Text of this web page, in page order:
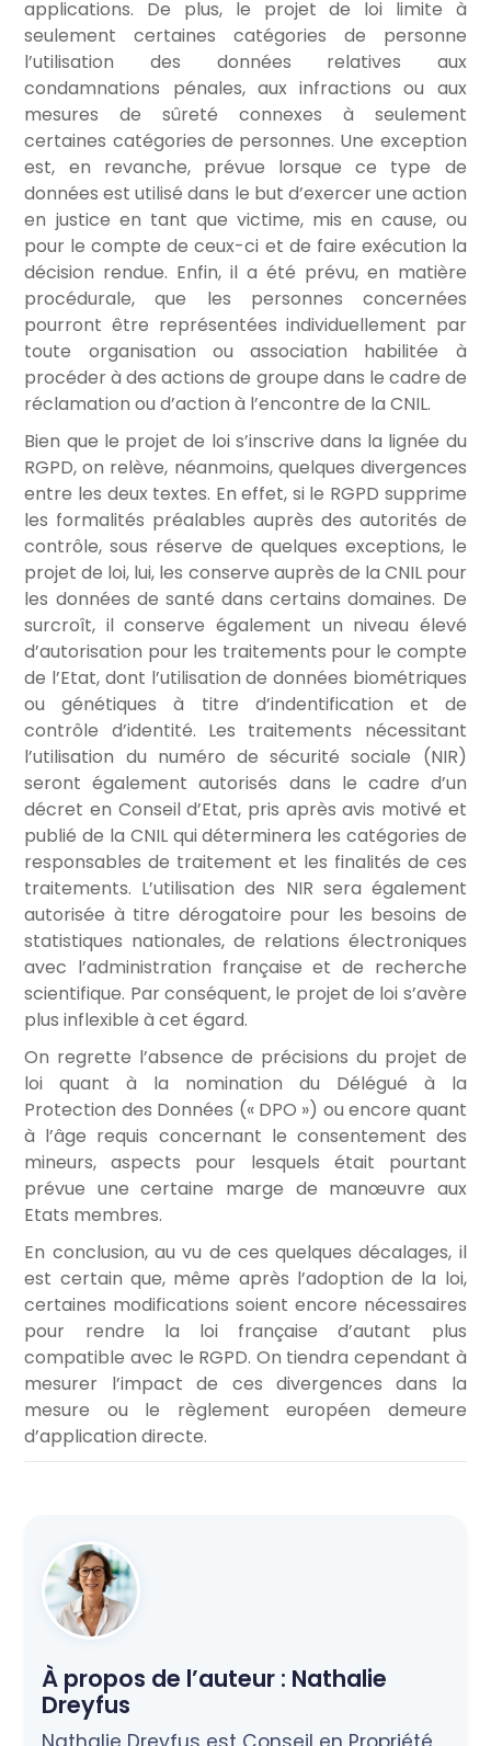
applications. De plus, le projet de loi limite à
seulement certaines catégories de personne
l’utilisation des données relatives aux
condamnations pénales, aux infractions ou aux
mesures de sûreté connexes à seulement
certaines catégories de personnes. Une exception
est, en revanche, prévue lorsque ce type de
données est utilisé dans le but d’exercer une action
en justice en tant que victime, mis en cause, ou
pour le compte de ceux-ci et de faire exécution la
décision rendue. Enfin, il a été prévu, en matière
procédurale, que les personnes concernées
pourront être représentées individuellement par
toute organisation ou association habilitée à
procéder à des actions de groupe dans le cadre de
réclamation ou d’action à l’encontre de la CNIL.
Bien que le projet de loi s’inscrive dans la lignée du
RGPD, on relève, néanmoins, quelques divergences
entre les deux textes. En effet, si le RGPD supprime
les formalités préalables auprès des autorités de
contrôle, sous réserve de quelques exceptions, le
projet de loi, lui, les conserve auprès de la CNIL pour
les données de santé dans certains domaines. De
surcroît, il conserve également un niveau élevé
d’autorisation pour les traitements pour le compte
de l’Etat, dont l’utilisation de données biométriques
ou génétiques à titre d’indentification et de
contrôle d’identité. Les traitements nécessitant
l’utilisation du numéro de sécurité sociale (NIR)
seront également autorisés dans le cadre d’un
décret en Conseil d’Etat, pris après avis motivé et
publié de la CNIL qui déterminera les catégories de
responsables de traitement et les finalités de ces
traitements. L’utilisation des NIR sera également
autorisée à titre dérogatoire pour les besoins de
statistiques nationales, de relations électroniques
avec l’administration française et de recherche
scientifique. Par conséquent, le projet de loi s’avère
plus inflexible à cet égard.
On regrette l’absence de précisions du projet de
loi quant à la nomination du Délégué à la
Protection des Données (« DPO ») ou encore quant
à l’âge requis concernant le consentement des
mineurs, aspects pour lesquels était pourtant
prévue une certaine marge de manœuvre aux
Etats membres.
En conclusion, au vu de ces quelques décalages, il
est certain que, même après l’adoption de la loi,
certaines modifications soient encore nécessaires
pour rendre la loi française d’autant plus
compatible avec le RGPD. On tiendra cependant à
mesurer l’impact de ces divergences dans la
mesure ou le règlement européen demeure
d’application directe.
À propos de l’auteur : Nathalie
Dreyfus